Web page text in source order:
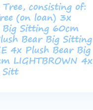
consisting of:
(on loan) 3x
Big Sitting 60cm
Bear Big Sitting
4x Plush Bear Big
LIGHTBROWN 4x
Sitt